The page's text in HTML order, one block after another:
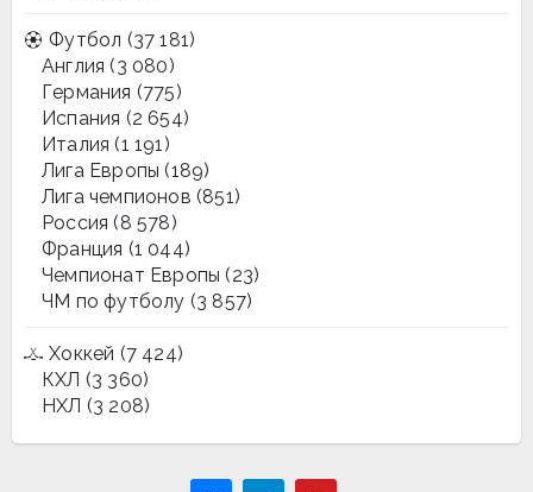
Футбол (37 181)
Англия (3 080)
Германия (775)
Испания (2 654)
Италия (1 191)
Лига Европы (189)
Лига чемпионов (851)
Россия (8 578)
Франция (1 044)
Чемпионат Европы (23)
ЧМ по футболу (3 857)
Хоккей (7 424)
КХЛ (3 360)
НХЛ (3 208)